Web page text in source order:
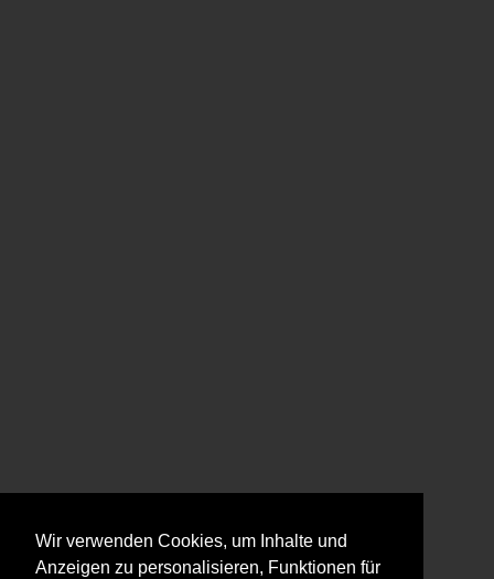
Wir verwenden Cookies, um Inhalte und
Anzeigen zu personalisieren, Funktionen für